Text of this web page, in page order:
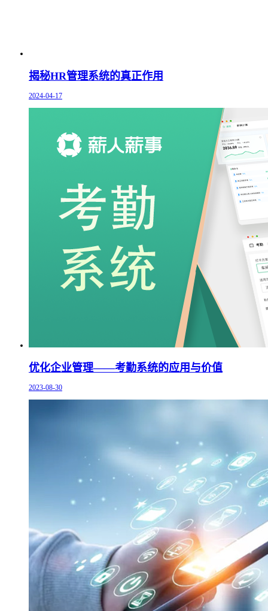
揭秘HR管理系统的真正作用
2024-04-17
优化企业管理——考勤系统的应用与价值
2023-08-30